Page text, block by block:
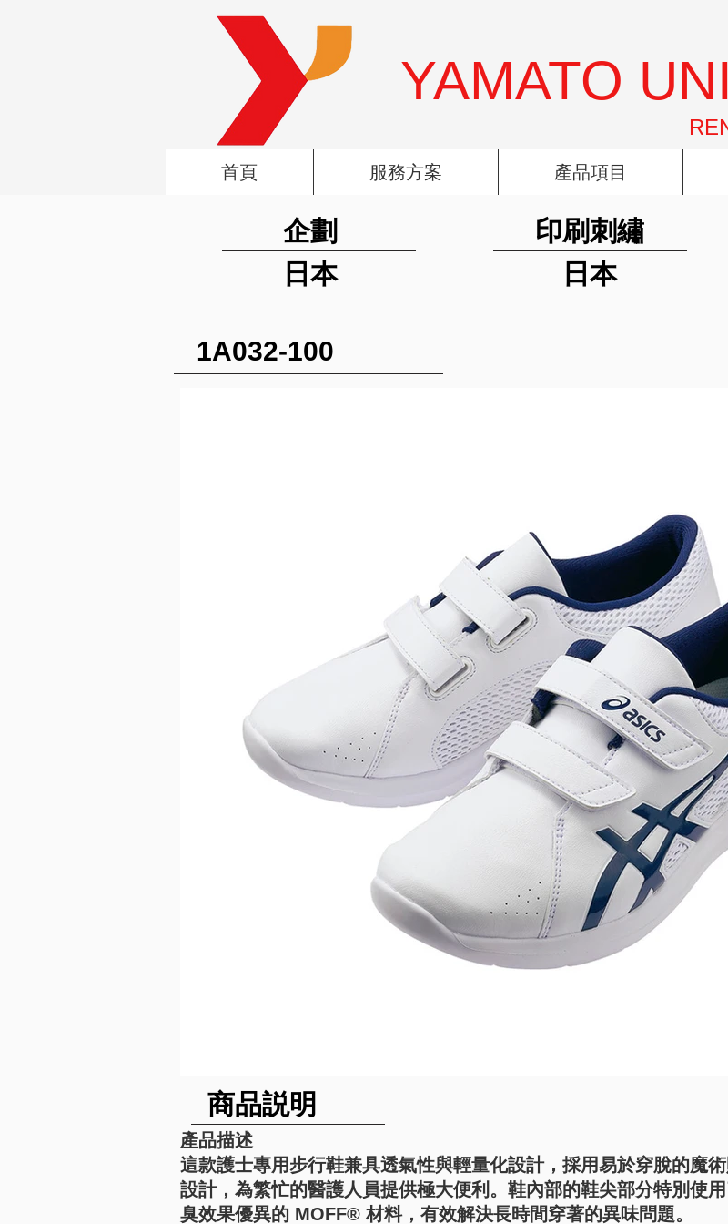
YAMATO
首頁 服務方案 產品項目
企劃
日本
印刷刺繡
日本
1A032-100
​商品説明
產品描述
這款護士專用步行鞋兼具透氣性與輕量化設計，採用易於穿脫的魔
設計，為繁忙的醫護人員提供極大便利。鞋內部的鞋尖部分特別使
臭效果優異的 MOFF® 材料，有效解決長時間穿著的異味問題。